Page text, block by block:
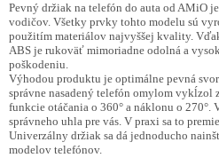
Pevný držiak na telefón do auta od AMiO
vodičov. Všetky prvky tohto modelu sú
použitím materiálov najvyššej kvality.
ABS je rukoväť mimoriadne odolná a
poškodeniu.
Výhodou produktu je optimálne pevná
správne nasadený telefón omylom vykĺzol
funkcie otáčania o 360° a náklonu o 270°.
správneho uhla pre vás. V praxi sa to
Univerzálny držiak sa dá jednoducho
modelov telefónov.